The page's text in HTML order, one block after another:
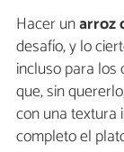
Hacer unarroz
desafío, y lo
incluso para los
que, sin
con una textura
completo el